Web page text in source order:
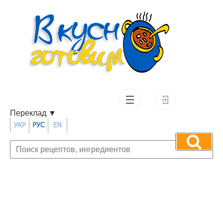
Переклад ▼